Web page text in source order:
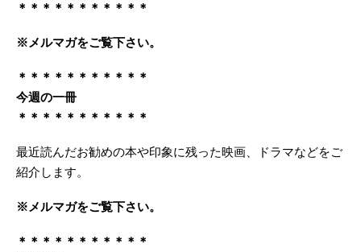
＊＊＊＊＊＊＊＊＊＊＊
※メルマガをご覧下さい。
＊＊＊＊＊＊＊＊＊＊＊
今週の一冊
＊＊＊＊＊＊＊＊＊＊＊
最近読んだお勧めの本や印象に残った映画、ドラマなどをご
紹介します。
※メルマガをご覧下さい。
＊＊＊＊＊＊＊＊＊＊＊